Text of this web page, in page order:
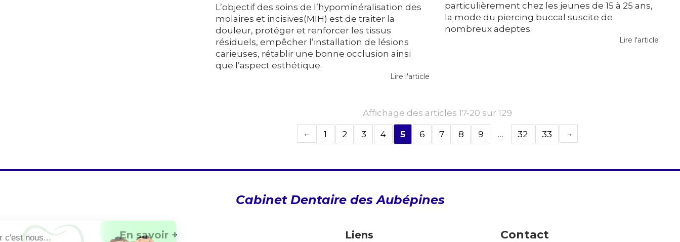
L’objectif des soins de l’hypominéralisation des
molaires et incisives(MIH) est de traiter la
douleur, protéger et renforcer les tissus
résiduels, empêcher l’installation de lésions
carieuses, rétablir une bonne occlusion ainsi
que l’aspect esthétique.
Lire l'article
particulièrement chez les jeunes de 15 à 25 ans,
la mode du piercing buccal suscite de
nombreux adeptes.
Lire l'article
Affichage des articles 17-20 sur 129
1 2 3 4 5 6 7 8 9 … 32 33
Cabinet Dentaire des Aubépines
En savoir + Liens Contact